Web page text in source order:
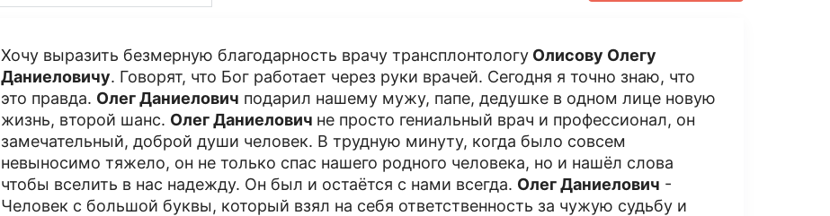
Хочу выразить безмерную благодарность врачу трансплонтологуОлисову Олегу
Даниеловичу. Говорят, что Бог работает через руки врачей. Сегодня я точно знаю, что
это правда. Олег Даниелович подарил нашему мужу, папе, дедушке в одном лице новую
жизнь, второй шанс. Олег Даниелович не просто гениальный врач и профессионал, он
замечательный, доброй души человек. В трудную минуту, когда было совсем
невыносимо тяжело, он не только спас нашего родного человека, но и нашёл слова
чтобы вселить в нас надежду. Он был и остаётся с нами всегда. Олег Даниелович -
Человек с большой буквы, который взял на себя ответственность за чужую судьбу и